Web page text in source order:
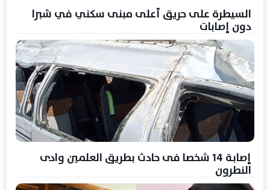
السيطرة على حريق أعلى مبنى سكني في شبرا
دون إصابات
إصابة 14 شخصا فى حادث بطريق العلمين وادى
النطرون